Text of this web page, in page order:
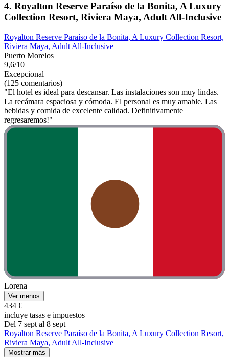
4. Royalton Reserve Paraíso de la Bonita, A Luxury
Collection Resort, Riviera Maya, Adult All-Inclusive
Royalton Reserve Paraíso de la Bonita, A Luxury Collection Resort,
Riviera Maya, Adult All-Inclusive
Puerto Morelos
9,6/10
Excepcional
(125 comentarios)
"El hotel es ideal para descansar. Las instalaciones son muy lindas.
La recámara espaciosa y cómoda. El personal es muy amable. Las
bebidas y comida de excelente calidad. Definitivamente
regresaremos!"
Lorena
Ver menos
434 €
incluye tasas e impuestos
Del 7 sept al 8 sept
Royalton Reserve Paraíso de la Bonita, A Luxury Collection Resort,
Riviera Maya, Adult All-Inclusive
Mostrar más